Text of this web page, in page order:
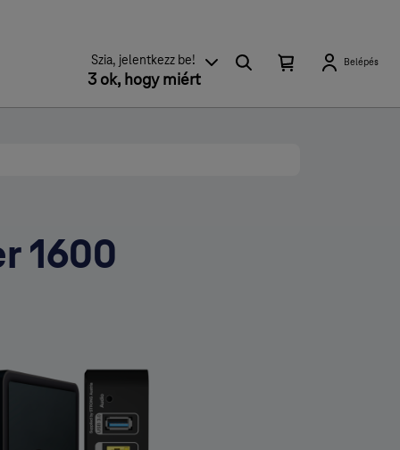
Szia, jelentkezz be!
3 ok, hogy miért
Belépés
1600